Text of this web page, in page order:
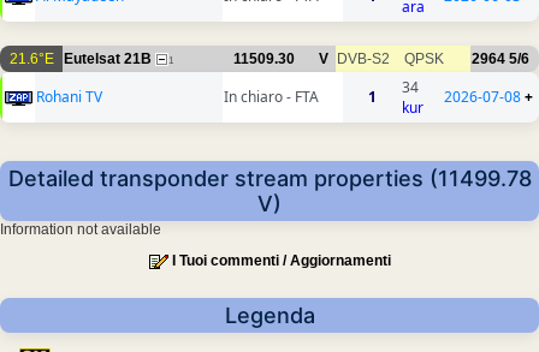
ara
21.6°E Eutelsat 21B 1 11509.30 V DVB-S2 QPSK 2964 5/6
Rohani TV In chiaro - FTA 1
34
kur
2026-07-08+
Detailed transponder stream properties (11499.78
V)
Information not available
I Tuoi commenti / Aggiornamenti
Legenda